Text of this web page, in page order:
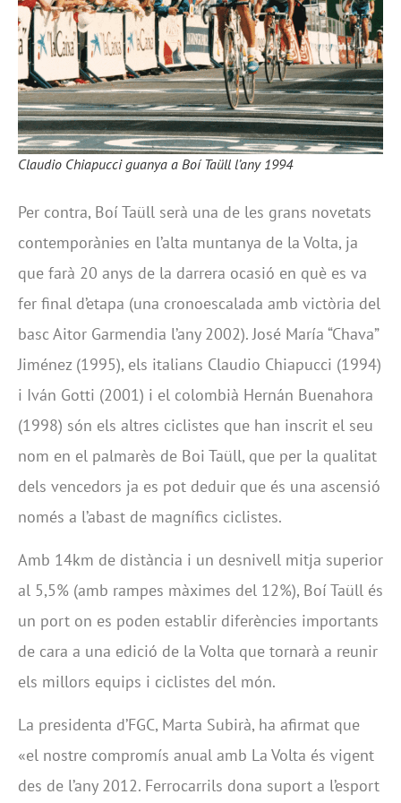
Claudio Chiapucci guanya a Boí Taüll l’any 1994
Per contra, Boí Taüll serà una de les grans novetats
contemporànies en l’alta muntanya de la Volta, ja
que farà 20 anys de la darrera ocasió en què es va
fer final d’etapa (una cronoescalada amb victòria del
basc Aitor Garmendia l’any 2002). José María “Chava”
Jiménez (1995), els italians Claudio Chiapucci (1994)
i Iván Gotti (2001) i el colombià Hernán Buenahora
(1998) són els altres ciclistes que han inscrit el seu
nom en el palmarès de Boi Taüll, que per la qualitat
dels vencedors ja es pot deduir que és una ascensió
només a l’abast de magnífics ciclistes.
Amb 14km de distància i un desnivell mitja superior
al 5,5% (amb rampes màximes del 12%), Boí Taüll és
un port on es poden establir diferències importants
de cara a una edició de la Volta que tornarà a reunir
els millors equips i ciclistes del món.
La presidenta d’FGC, Marta Subirà, ha afirmat que
«el nostre compromís anual amb La Volta és vigent
des de l’any 2012. Ferrocarrils dona suport a l’esport